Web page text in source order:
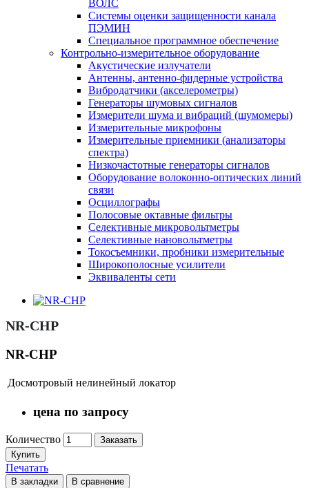
ВОЛС
Системы оценки защищенности канала
ПЭМИН
Специальное программное обеспечение
Контрольно-измерительное оборудование
Акустические излучатели
Антенны, антенно-фидерные устройства
Вибродатчики (акселерометры)
Генераторы шумовых сигналов
Измерители шума и вибраций (шумомеры)
Измерительные микрофоны
Измерительные приемники (анализаторы
спектра)
Низкочастотные генераторы сигналов
Оборудование волоконно-оптических линий
связи
Осциллографы
Полосовые октавные фильтры
Селективные микровольтметры
Селективные нановольтметры
Токосъемники, пробники измерительные
Широкополосные усилители
Эквиваленты сети
NR-CHP
NR-CHP
Досмотровый нелинейный локатор
цена по запросу
Количество
Заказать
Купить
Печатать
В закладки В сравнение